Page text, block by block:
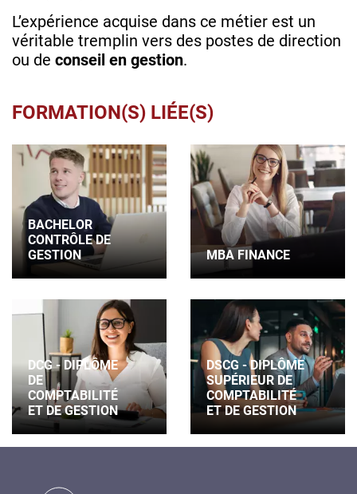
L’expérience acquise dans ce métier est un
véritable tremplin vers des postes de direction
ou de conseil en gestion.
FORMATION(S) LIÉE(S)
BACHELOR
CONTRÔLE DE
GESTION
MBA FINANCE
DCG - DIPLÔME
DE
COMPTABILITÉ
ET DE GESTION
DSCG - DIPLÔME
SUPÉRIEUR DE
COMPTABILITÉ
ET DE GESTION